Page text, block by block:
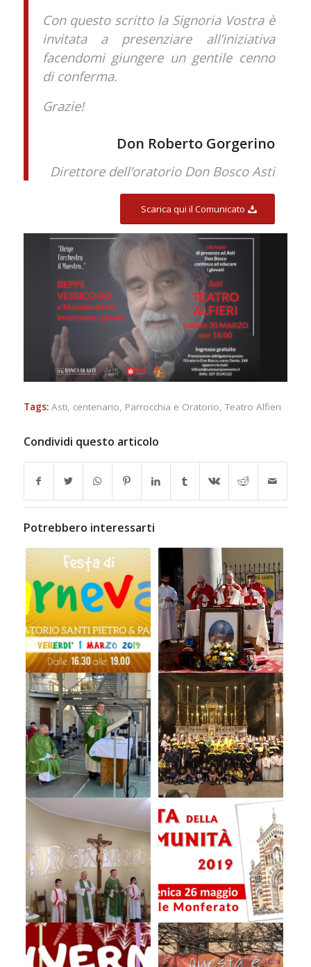
Con questo scritto la Signoria Vostra è
invitata a presenziare all’iniziativa
facendomi giungere un gentile cenno
di conferma.
Grazie!
Don Roberto Gorgerino
Direttore dell’oratorio Don Bosco Asti
Scarica qui il Comunicato
Tags: Asti, centenario, Parrocchia e Oratorio, Teatro Alfieri
Condividi questo articolo
Potrebbero interessarti